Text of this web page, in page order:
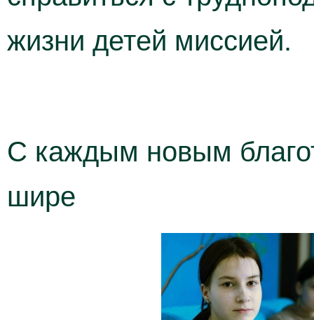
жизни детей миссией.
С каждым новым
шире